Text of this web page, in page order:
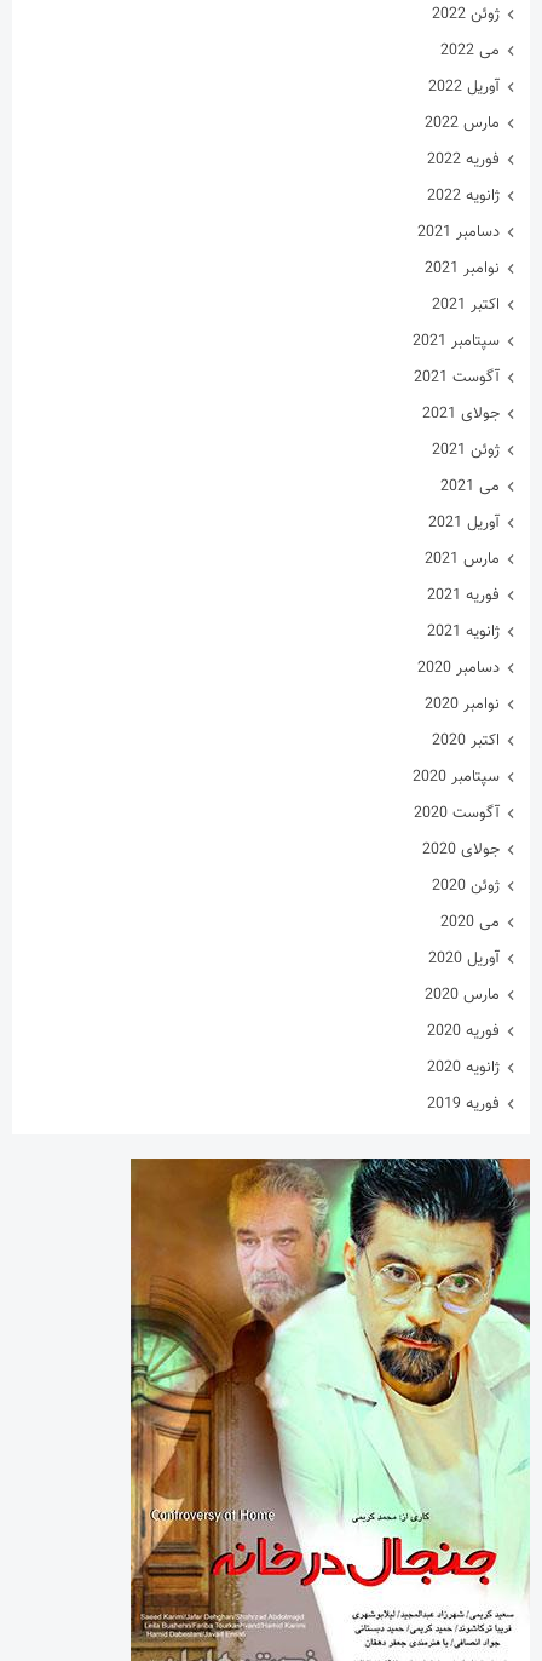
ژوئن 2022
می 2022
آوریل 2022
مارس 2022
فوریه 2022
ژانویه 2022
دسامبر 2021
نوامبر 2021
اکتبر 2021
سپتامبر 2021
آگوست 2021
جولای 2021
ژوئن 2021
می 2021
آوریل 2021
مارس 2021
فوریه 2021
ژانویه 2021
دسامبر 2020
نوامبر 2020
اکتبر 2020
سپتامبر 2020
آگوست 2020
جولای 2020
ژوئن 2020
می 2020
آوریل 2020
مارس 2020
فوریه 2020
ژانویه 2020
فوریه 2019